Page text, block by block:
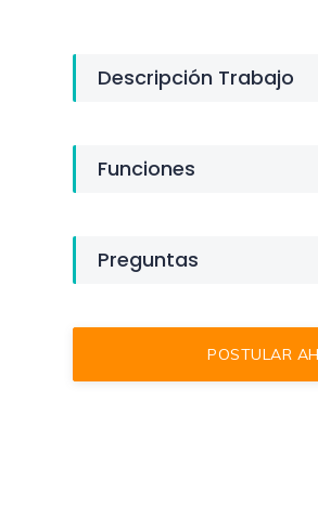
Descripción Trabajo
Funciones
Preguntas